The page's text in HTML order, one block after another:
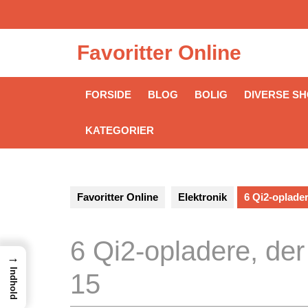
Favoritter Online
FORSIDE BLOG BOLIG DIVERSE
KATEGORIER
Favoritter Online Elektronik 6
6 Qi2‑opladere,
15
→
Indhold